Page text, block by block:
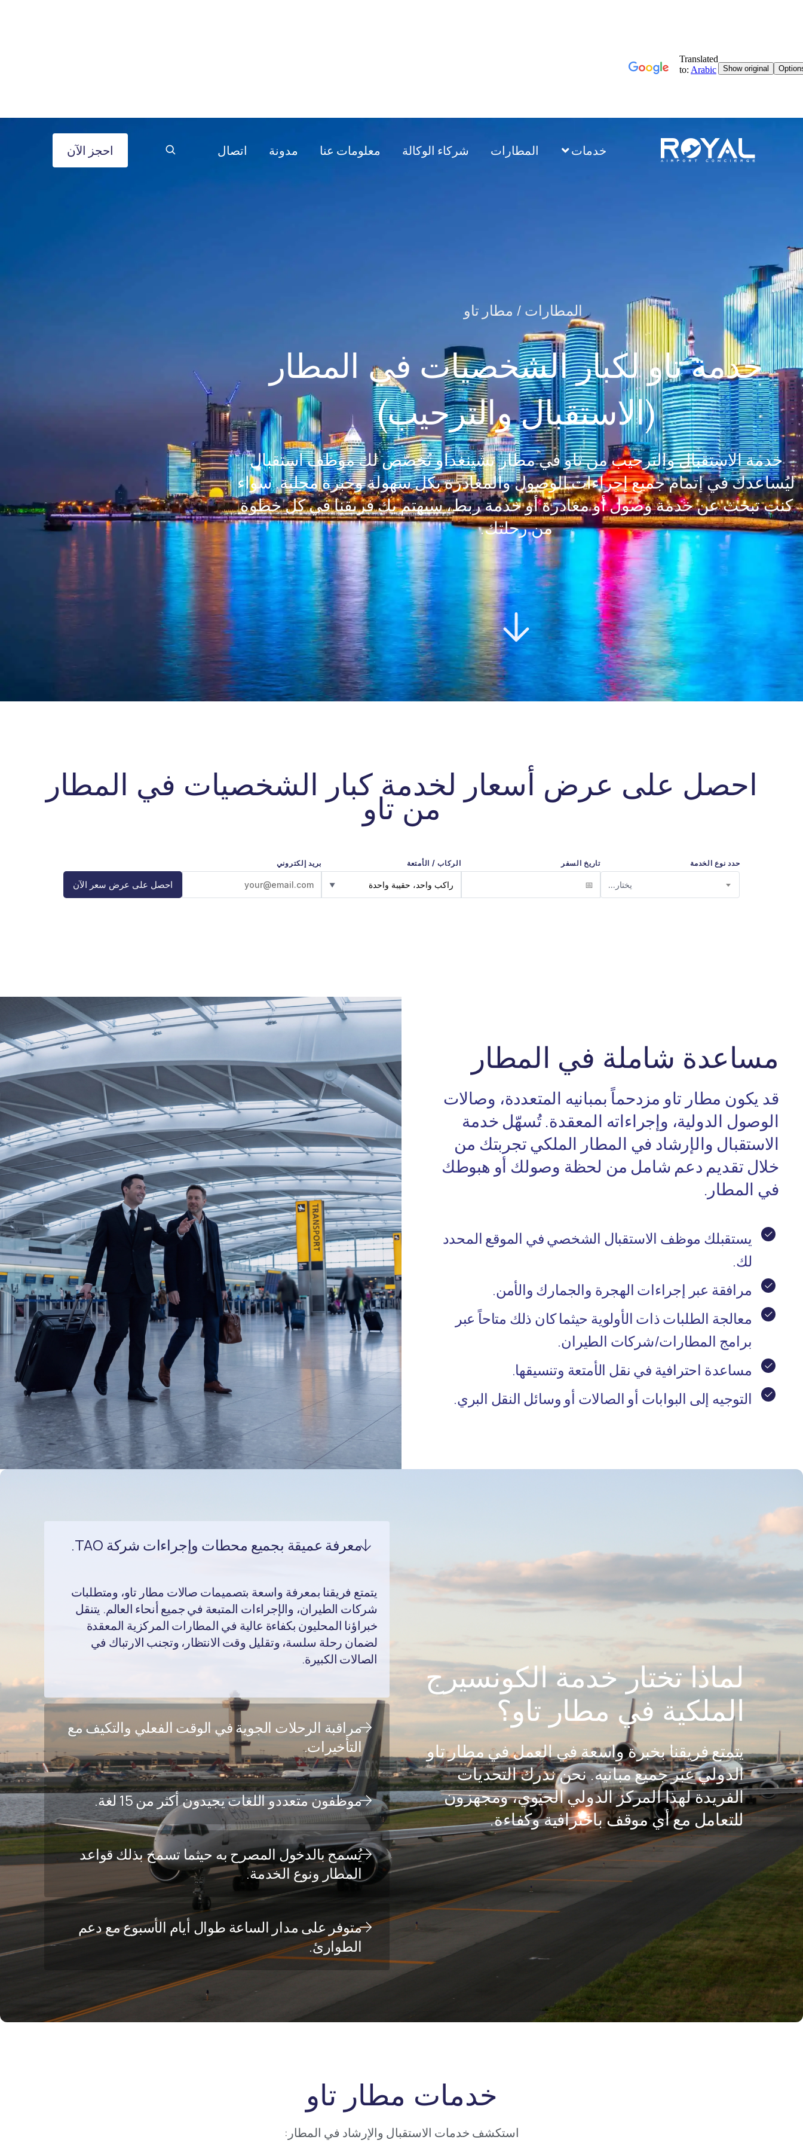
خدمات المطارات شركاء الوكالة معلومات عنا مدونة اتصال احجز الآن
المطارات / مطار تاو
خدمة تاو لكبار الشخصيات في المطار
(الاستقبال والترحيب)
خدمة الاستقبال والترحيب من تاو في مطار تشينغداو تُخصّص لك موظف استقبال
ليُساعدك في إتمام جميع إجراءات الوصول والمغادرة بكل سهولة وخبرة محلية. سواء
كنت تبحث عن خدمة وصول أو مغادرة أو خدمة ربط، سيهتم بك فريقنا في كل خطوة
من رحلتك.
احصل على عرض أسعار لخدمة كبار الشخصيات في المطار
من تاو
حدد نوع الخدمة
يختار...
تاريخ السفر الركاب / الأمتعة
راكب واحد، حقيبة واحدة ▼
بريد إلكتروني
احصل على عرض سعر الآن
مساعدة شاملة في المطار
قد يكون مطار تاو مزدحماً بمبانيه المتعددة، وصالات
الوصول الدولية، وإجراءاته المعقدة. تُسهّل خدمة
الاستقبال والإرشاد في المطار الملكي تجربتك من
خلال تقديم دعم شامل من لحظة وصولك أو هبوطك
في المطار.
يستقبلك موظف الاستقبال الشخصي في الموقع المحدد
لك.
مرافقة عبر إجراءات الهجرة والجمارك والأمن.
معالجة الطلبات ذات الأولوية حيثما كان ذلك متاحاً عبر
برامج المطارات/شركات الطيران.
مساعدة احترافية في نقل الأمتعة وتنسيقها.
التوجيه إلى البوابات أو الصالات أو وسائل النقل البري.
لماذا تختار خدمة الكونسيرج
الملكية في مطار تاو؟
يتمتع فريقنا بخبرة واسعة في العمل في مطار تاو
الدولي عبر جميع مبانيه. نحن ندرك التحديات
الفريدة لهذا المركز الدولي الحيوي، ومجهزون
للتعامل مع أي موقف باحترافية وكفاءة.
معرفة عميقة بجميع محطات وإجراءات شركة TAO.
يتمتع فريقنا بمعرفة واسعة بتصميمات صالات مطار تاو، ومتطلبات
شركات الطيران، والإجراءات المتبعة في جميع أنحاء العالم. يتنقل
خبراؤنا المحليون بكفاءة عالية في المطارات المركزية المعقدة
لضمان رحلة سلسة، وتقليل وقت الانتظار، وتجنب الارتباك في
الصالات الكبيرة.
مراقبة الرحلات الجوية في الوقت الفعلي والتكيف مع
التأخيرات.
موظفون متعددو اللغات يجيدون أكثر من 15 لغة.
يُسمح بالدخول المصرح به حيثما تسمح بذلك قواعد
المطار ونوع الخدمة.
متوفر على مدار الساعة طوال أيام الأسبوع مع دعم
الطوارئ.
خدمات مطار تاو
استكشف خدمات الاستقبال والإرشاد في المطار: